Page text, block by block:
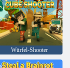
Würfel-Shooter